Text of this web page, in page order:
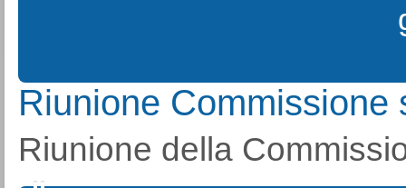
Riunione Commissione
Riunione della